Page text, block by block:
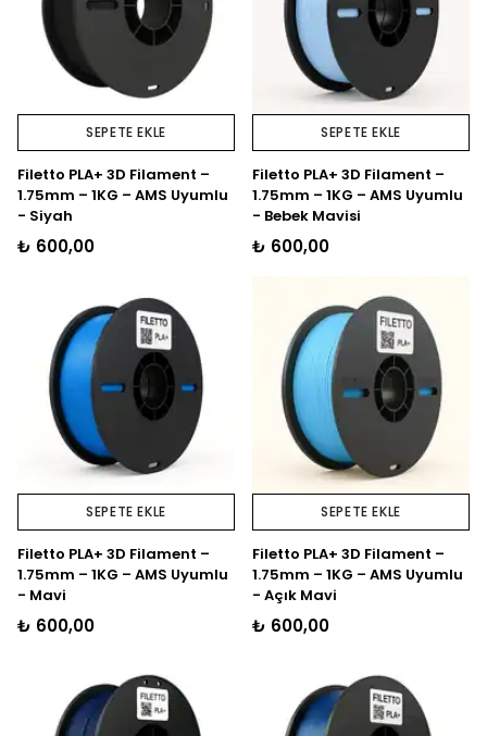
SEPETE EKLE
Filetto PLA+ 3D Filament –
1.75mm – 1KG – AMS Uyumlu
- Siyah
₺ 600,00
SEPETE EKLE
Filetto PLA+ 3D Filament –
1.75mm – 1KG – AMS Uyumlu
- Bebek Mavisi
₺ 600,00
SEPETE EKLE
Filetto PLA+ 3D Filament –
1.75mm – 1KG – AMS Uyumlu
- Mavi
₺ 600,00
SEPETE EKLE
Filetto PLA+ 3D Filament –
1.75mm – 1KG – AMS Uyumlu
- Açık Mavi
₺ 600,00